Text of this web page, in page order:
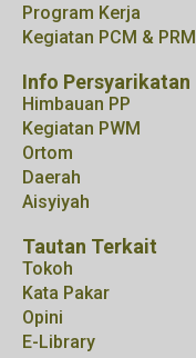
Program Kerja
Kegiatan PCM & PRM
Info Persyarikatan
Himbauan PP
Kegiatan PWM
Ortom
Daerah
Aisyiyah
Tautan Terkait
Tokoh
Kata Pakar
Opini
E-Library